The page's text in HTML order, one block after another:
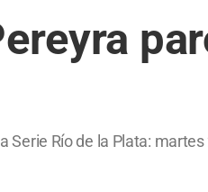
Serie Río de la Plata: